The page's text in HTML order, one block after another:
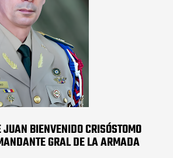
BIENVENIDO CRISÓSTOMO
GRAL DE LA ARMADA